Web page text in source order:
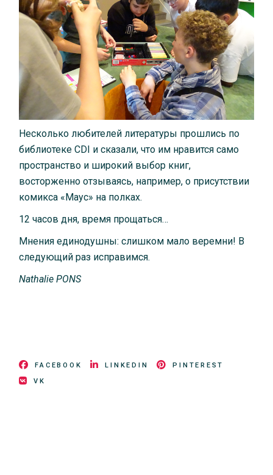
Несколько любителей литературы прошлись по
библиотеке CDI и сказали, что им нравится само
пространство и широкий выбор книг,
восторженно отзываясь, например, о присутствии
комикса «Маус» на полках.
12 часов дня, время прощаться…
Мнения единодушны: слишком мало веремни! В
следующий раз исправимся.
Nathalie PONS
FACEBOOK LINKEDIN
PINTEREST
VK